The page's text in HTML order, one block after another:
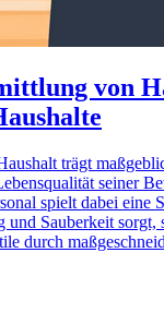
von
trägt
seiner
spielt dabei eine
Sauberkeit sorgt,
durch